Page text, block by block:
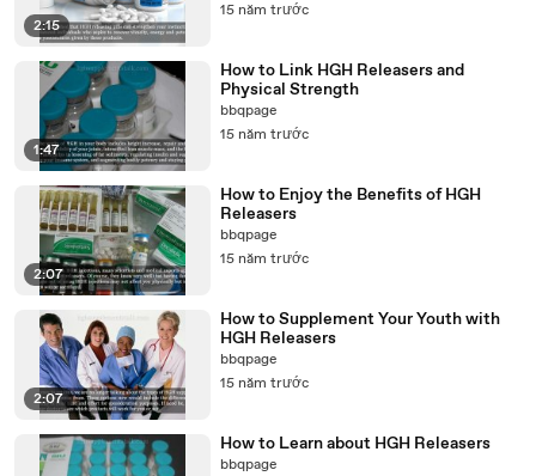
2:15
15 năm trước
1:47
How to Link HGH Releasers and
Physical Strength
bbqpage
15 năm trước
2:07
How to Enjoy the Benefits of HGH
Releasers
bbqpage
15 năm trước
2:07
How to Supplement Your Youth with
HGH Releasers
bbqpage
15 năm trước
How to Learn about HGH Releasers
bbqpage